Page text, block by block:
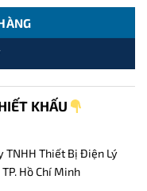
là:
1.475.000 ₫.
KHẤU
TNHH Thiết Bị Điện Lý
Hồ Chí Minh